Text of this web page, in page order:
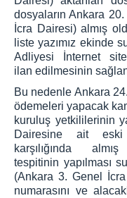
dosyaların Ankara
İcra Dairesi) almış
liste yazımız ekinde
Adliyesi İnternet
ilan edilmesinin
Bu nedenle Ankara
ödemeleri yapacak
kuruluş yetkililerinin
Dairesine ait eski
karşılığında
tespitinin yapılması
(Ankara 3. Genel
numarasını ve